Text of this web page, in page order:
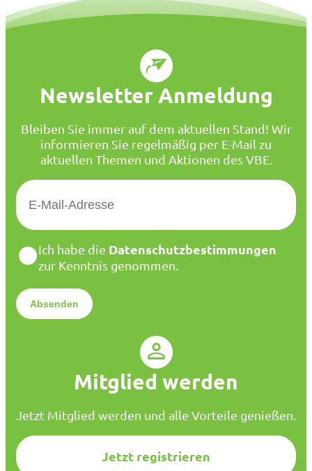
Newsletter Anmeldung
Bleiben Sie immer auf dem aktuellen Stand! Wir
informieren Sie regelmäßig per E-Mail zu
aktuellen Themen und Aktionen des VBE.
E
M
*
D
a
e
n
*
Ich habe die Datenschutzbestimmungen
zur Kenntnis genommen.
Mitglied werden
Jetzt Mitglied werden und alle Vorteile genießen.
Jetzt registrieren